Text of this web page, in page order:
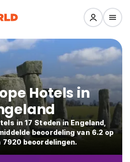
Hotels in
in 17 Steden in Engeland,
beoordeling van 6.2 op
7920 beoordelingen.